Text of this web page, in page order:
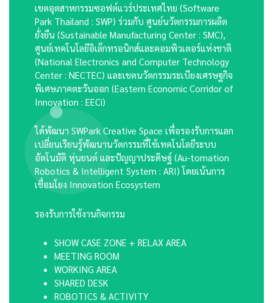
เขตอุตสาหกรรมซอฟต์แวร์ประเทศไทย (Software
Park Thailand : SWP) ร่วมกับ ศูนย์นวัตกรรมการผลิต
ยั่งยืน (Sustainable Manufacturing Center : SMC),
ศูนย์เทคโนโลยีอิเล็กทรอนิกส์และคอมพิวเตอร์แห่งชาติ
(National Electronics and Computer Technology
Center : NECTEC) และเขตนวัตกรรมระเบียงเศรษฐกิจ
พิเศษภาคตะวันออก (Eastern Economic Corridor of
Innovation : EECi)
ได้พัฒนา SWPark Creative Space เพื่อรองรับการแลก
เปลี่ยนเรียนรู้พัฒนานวัตกรรมที่ใช้เทคโนโลยีระบบ
อัตโนมัติ หุ่นยนต์ และปัญญาประดิษฐ์ (Au-tomation
Robotics & Intelligent System : ARI) โดยเน้นการ
เชื่อมโยง Innovation Ecosystem
รองรับการใช้งานกิจกรรม
SHOW CASE ZONE + RELAX AREA
MEETING ROOM
WORKING AREA
SHARED DESK
ROBOTICS & ACTIVITY